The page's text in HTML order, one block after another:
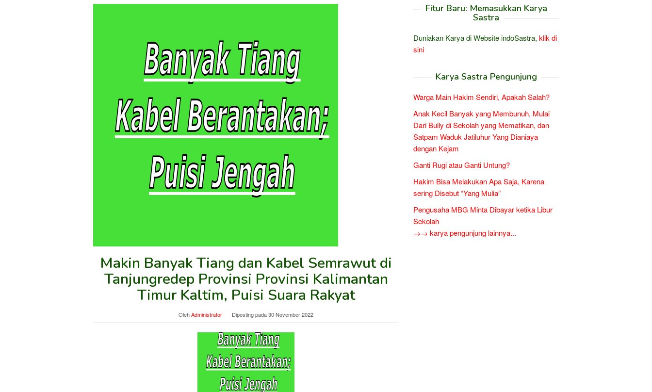
Makin Banyak Tiang dan Kabel Semrawut di
Tanjungredep Provinsi Provinsi Kalimantan
Timur Kaltim, Puisi Suara Rakyat
OlehAdministrator Diposting pada30 November 2022
Fitur Baru: Memasukkan Karya
Sastra
Duniakan Karya di Website indoSastra, klik di
sini
Karya Sastra Pengunjung
Warga Main Hakim Sendiri, Apakah Salah?
Anak Kecil Banyak yang Membunuh, Mulai
Dari Bully di Sekolah yang Mematikan, dan
Satpam Waduk Jatiluhur Yang Dianiaya
dengan Kejam
Ganti Rugi atau Ganti Untung?
Hakim Bisa Melakukan Apa Saja, Karena
sering Disebut “Yang Mulia”
Pengusaha MBG Minta Dibayar ketika Libur
Sekolah
→→ karya pengunjung lainnya...